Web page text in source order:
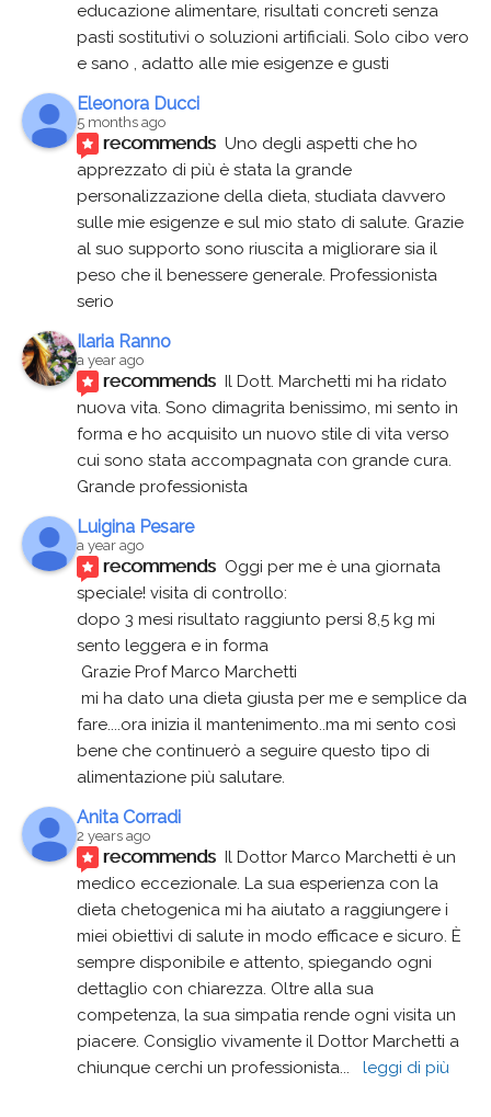
educazione alimentare, risultati concreti senza
pasti sostitutivi o soluzioni artificiali. Solo cibo vero
e sano , adatto alle mie esigenze e gusti
Eleonora Ducci
5 months ago
recommends Uno degli aspetti che ho
apprezzato di più è stata la grande
personalizzazione della dieta, studiata davvero
sulle mie esigenze e sul mio stato di salute. Grazie
al suo supporto sono riuscita a migliorare sia il
peso che il benessere generale. Professionista
serio
Ilaria Ranno
a year ago
recommends Il Dott. Marchetti mi ha ridato
nuova vita. Sono dimagrita benissimo, mi sento in
forma e ho acquisito un nuovo stile di vita verso
cui sono stata accompagnata con grande cura.
Grande professionista
Luigina Pesare
a year ago
recommends Oggi per me è una giornata
speciale! visita di controllo:
dopo 3 mesi risultato raggiunto persi 8,5 kg mi
sento leggera e in forma
Grazie Prof Marco Marchetti
fare....ora inizia il mantenimento..ma mi sento così
bene che continuerò a seguire questo tipo di
alimentazione più salutare.
Anita Corradi
2 years ago
recommends Il Dottor Marco Marchetti è un
medico eccezionale. La sua esperienza con la
dieta chetogenica mi ha aiutato a raggiungere i
miei obiettivi di salute in modo efficace e sicuro. È
sempre disponibile e attento, spiegando ogni
dettaglio con chiarezza. Oltre alla sua
competenza, la sua simpatia rende ogni visita un
piacere. Consiglio vivamente il Dottor Marchetti a
chiunque cerchi un professionista... leggi di più